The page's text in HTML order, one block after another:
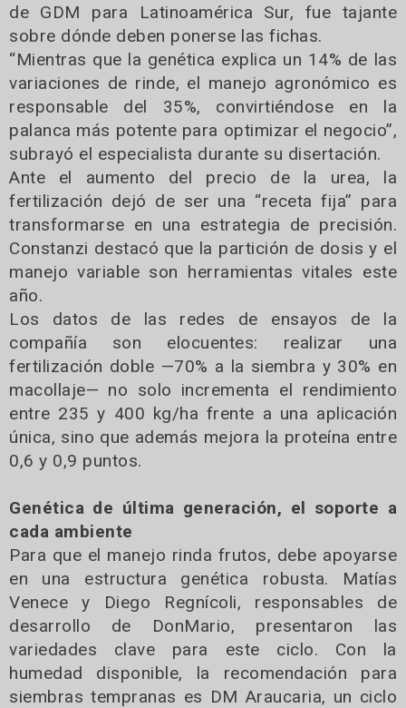
de GDM para Latinoamérica Sur, fue tajante
sobre dónde deben ponerse las fichas.
“Mientras que la genética explica un 14% de las
variaciones de rinde, el manejo agronómico es
responsable del 35%, convirtiéndose en la
palanca más potente para optimizar el negocio”,
subrayó el especialista durante su disertación.
Ante el aumento del precio de la urea, la
fertilización dejó de ser una “receta fija” para
transformarse en una estrategia de precisión.
Constanzi destacó que la partición de dosis y el
manejo variable son herramientas vitales este
año.
Los datos de las redes de ensayos de la
compañía son elocuentes: realizar una
fertilización doble —70% a la siembra y 30% en
macollaje— no solo incrementa el rendimiento
entre 235 y 400 kg/ha frente a una aplicación
única, sino que además mejora la proteína entre
0,6 y 0,9 puntos.
Genética de última generación, el soporte a
cada ambiente
Para que el manejo rinda frutos, debe apoyarse
en una estructura genética robusta. Matías
Venece y Diego Regnícoli, responsables de
desarrollo de DonMario, presentaron las
variedades clave para este ciclo. Con la
humedad disponible, la recomendación para
siembras tempranas es DM Araucaria, un ciclo